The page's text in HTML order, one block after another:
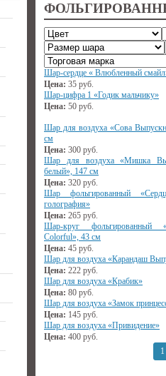
Шар-сердце « Влюбленный
Цена: 35 руб.
Шар-цифра 1 «Годик мальчику»
Цена: 50 руб.
Шар для воздуха «Сова
см
Цена: 300 руб.
Шар для воздуха «Мишка
белый», 147 см
Цена: 320 руб.
Шар фольгированный
голография»
Цена: 265 руб.
Шар-круг фольгированный
Colorful», 43 см
Цена: 45 руб.
Шар для воздуха «Карандаш
Цена: 222 руб.
Шар для воздуха «Крабик»
Цена: 80 руб.
Шар для воздуха «Замок
Цена: 145 руб.
Шар для воздуха «Привидение»
Цена: 400 руб.
1